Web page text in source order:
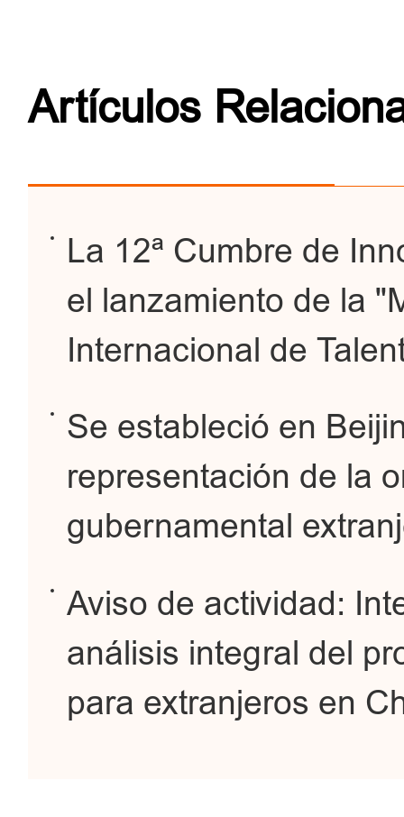
Artículos
La 12ª Cumbre de
el lanzamiento de la
Internacional de
Se estableció en
representación de la
gubernamental
Aviso de actividad:
análisis integral del
para extranjeros en